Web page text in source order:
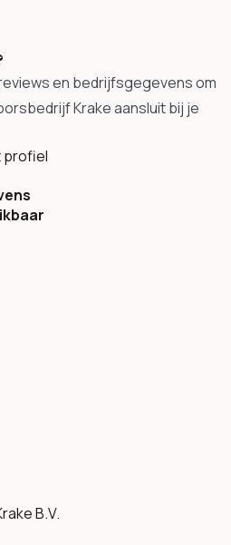
en bedrijfsgegevens om
Krake aansluit bij je
profiel
B.V.